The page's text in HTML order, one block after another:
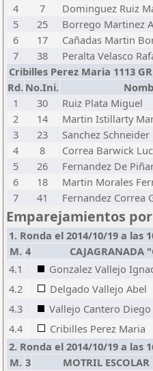
4
7 Dominguez Ruiz
5
25 Borrego Martinez
6
17 Cañadas Martin
7
38 Peralta Velasco
Cribilles Perez Maria 1113
Rd. No.Ini.
1
30 Ruiz Plata Miguel
2
14 Martin Istillarty
3
23 Sanchez
4
8 Correa Barwick
5
26 Fernandez De
6
18 Martin Morales
7
41 Fernandez Correa
Emparejamientos
1. Ronda el 2014/10/19 a las
M. 4 CAJAGRANADA
4.1
Gonzalez Vallejo
4.2
Delgado Vallejo Abel
4.3
Vallejo Cantero Diego
4.4
Cribilles Perez Maria
2. Ronda el 2014/10/19 a las
M. 3 MOTRIL